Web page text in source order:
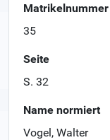
Matrikelnummer
35
Seite
S. 32
Name normiert
Vogel, Walter